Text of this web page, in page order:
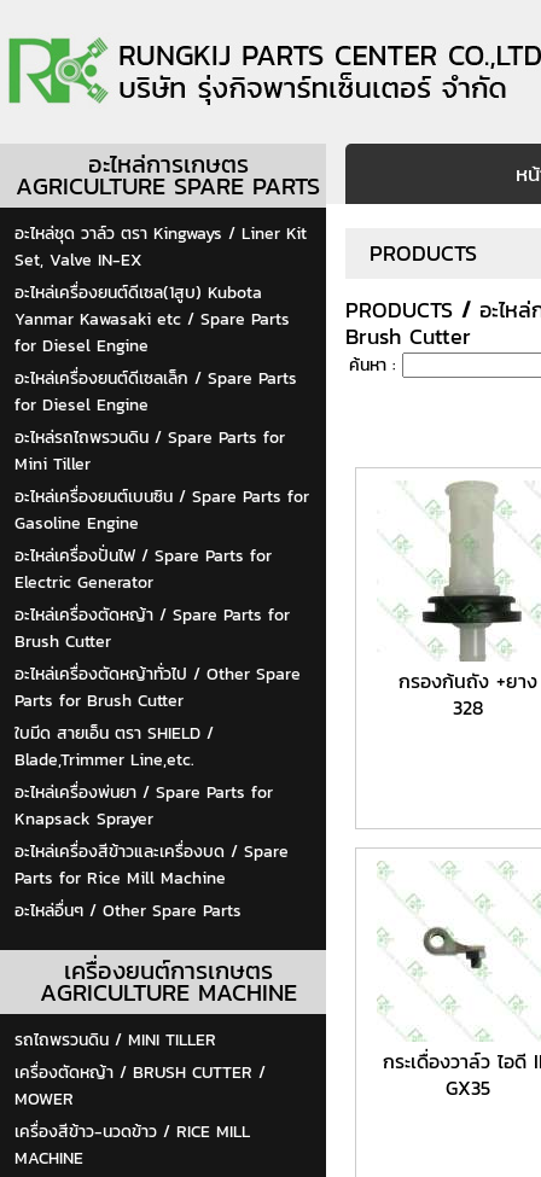
อะไหล่การเกษตร
AGRICULTURE SPARE PARTS
อะไหล่ชุด วาล์ว ตรา Kingways / Liner Kit
Set, Valve IN-EX
อะไหล่เครื่องยนต์ดีเซล(1สูบ) Kubota
Yanmar Kawasaki etc / Spare Parts
for Diesel Engine
อะไหล่เครื่องยนต์ดีเซลเล็ก / Spare Parts
for Diesel Engine
อะไหล่รถไถพรวนดิน / Spare Parts for
Mini Tiller
อะไหล่เครื่องยนต์เบนซิน / Spare Parts for
Gasoline Engine
อะไหล่เครื่องปั่นไฟ / Spare Parts for
Electric Generator
อะไหล่เครื่องตัดหญ้า / Spare Parts for
Brush Cutter
อะไหล่เครื่องตัดหญ้าทั่วไป / Other Spare
Parts for Brush Cutter
ใบมีด สายเอ็น ตรา SHIELD /
Blade,Trimmer Line,etc.
อะไหล่เครื่องพ่นยา / Spare Parts for
Knapsack Sprayer
อะไหล่เครื่องสีข้าวและเครื่องบด / Spare
Parts for Rice Mill Machine
อะไหล่อื่นๆ / Other Spare Parts
เครื่องยนต์การเกษตร
AGRICULTURE MACHINE
รถไถพรวนดิน / MINI TILLER
เครื่องตัดหญ้า / BRUSH CUTTER /
MOWER
เครื่องสีข้าว-นวดข้าว / RICE MILL
MACHINE
ห
PRODUCTS
PRODUCTS / อะไหล่
Brush Cutter
ค้นหา :
กรองก้นถัง +ยาง
328
กระเดื่องวาล์ว ไอดี
GX35